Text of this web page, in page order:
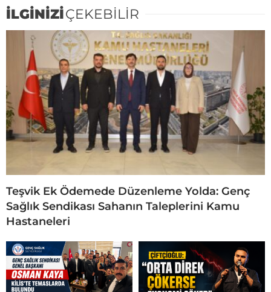
İLGİNİZİÇEKEBİLİR
Teşvik Ek Ödemede Düzenleme Yolda: Genç
Sağlık Sendikası Sahanın Taleplerini Kamu
Hastaneleri